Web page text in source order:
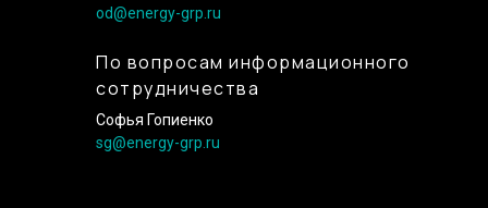
od@energy-grp.ru
По вопросам информационного
сотрудничества
Софья Гопиенко
sg@energy-grp.ru